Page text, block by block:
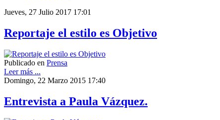
Jueves, 27 Julio 2017 17:01
Reportaje el estilo es Objetivo
Publicado en Prensa
Leer más ...
Domingo, 22 Marzo 2015 17:40
Entrevista a Paula Vázquez.